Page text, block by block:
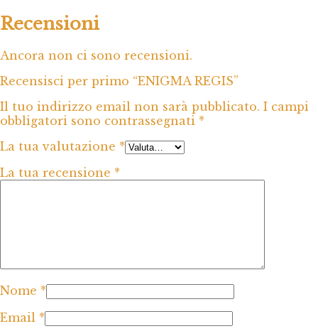
Recensioni
Ancora non ci sono recensioni.
Recensisci per primo “ENIGMA REGIS”
Il tuo indirizzo email non sarà pubblicato. I campi
obbligatori sono contrassegnati *
La tua valutazione *
La tua recensione *
Nome *
Email *